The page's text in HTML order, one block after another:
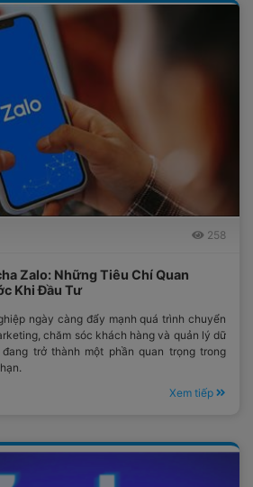
258
Zalo: Những Tiêu Chí Quan
Khi Đầu Tư
ngày càng đẩy mạnh quá trình chuyển
chăm sóc khách hàng và quản lý dữ
trở thành một phần quan trọng trong
Xem tiếp